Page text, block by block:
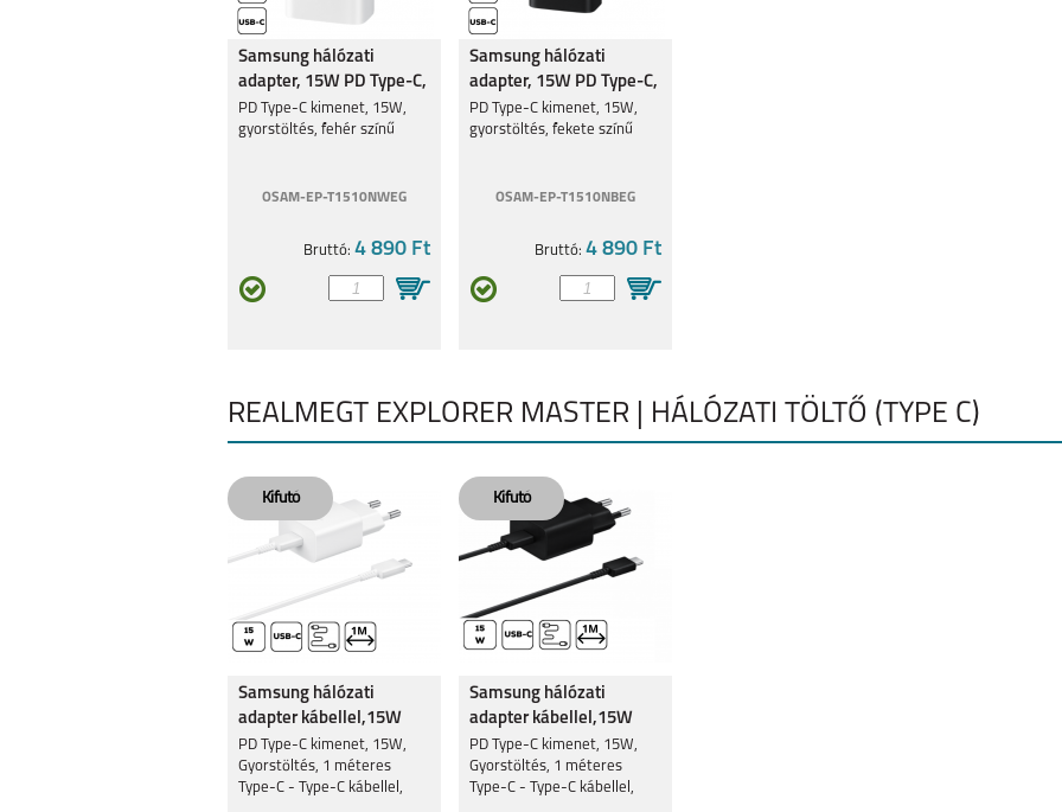
Samsung hálózati
adapter, 15W PD Type-C,
Fehér
PD Type-C kimenet, 15W,
gyorstöltés, fehér színű
OSAM-EP-T1510NWEG
Bruttó: 4 890 Ft
Samsung hálózati
adapter, 15W PD Type-C,
Fekete
PD Type-C kimenet, 15W,
gyorstöltés, fekete színű
OSAM-EP-T1510NBEG
Bruttó: 4 890 Ft
REALMEGT EXPLORER MASTER | HÁLÓZATI TÖLTŐ (TYPE C)
Samsung hálózati
adapter kábellel,15W
PD Type-C kimenet, 15W,
Gyorstöltés, 1 méteres
Type-C - Type-C kábellel,
Samsung hálózati
adapter kábellel,15W
Fekete
PD Type-C kimenet, 15W,
Gyorstöltés, 1 méteres
Type-C - Type-C kábellel,